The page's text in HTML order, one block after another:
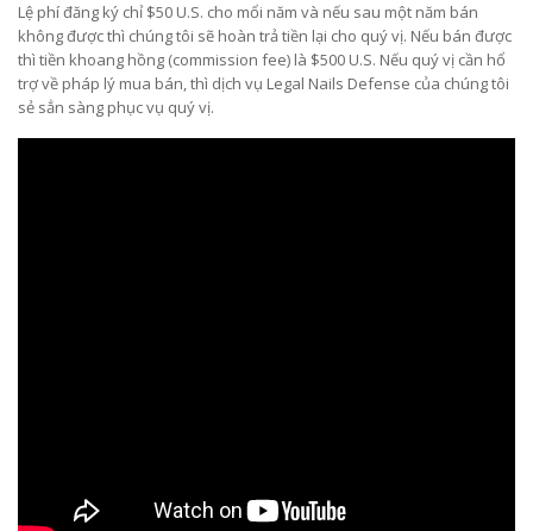
Lệ phí đăng ký chỉ $50 U.S. cho mổi năm và nếu sau một năm bán
không được thì chúng tôi sẽ hoàn trả tiền lại cho quý vị. Nếu bán được
thì tiền khoang hồng (commission fee) là $500 U.S. Nếu quý vị cần hổ
trợ về pháp lý mua bán, thì dịch vụ Legal Nails Defense của chúng tôi
sẻ sẳn sàng phục vụ quý vị.